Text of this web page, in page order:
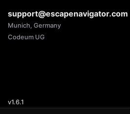
support@escapenavigator.com
Munich, Germany
Codeum UG
v1.6.1